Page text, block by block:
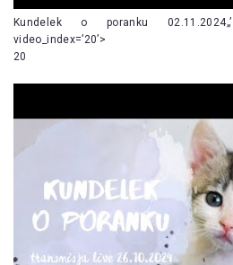
Kundelek o poranku
video_index=’20’>
20